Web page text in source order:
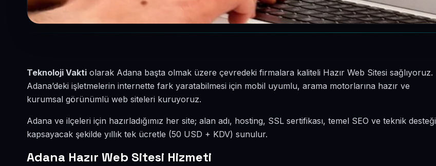
Teknoloji Vakti olarak Adana başta olmak üzere çevredeki firmalara kaliteli Hazır Web Sitesi sağlıyoruz.
Adana’deki işletmelerin internette fark yaratabilmesi için mobil uyumlu, arama motorlarına hazır ve
kurumsal görünümlü web siteleri kuruyoruz.
Adana ve ilçeleri için hazırladığımız her site; alan adı, hosting, SSL sertifikası, temel SEO ve teknik desteği
kapsayacak şekilde yıllık tek ücretle (50 USD + KDV) sunulur.
Adana Hazır Web Sitesi Hizmeti